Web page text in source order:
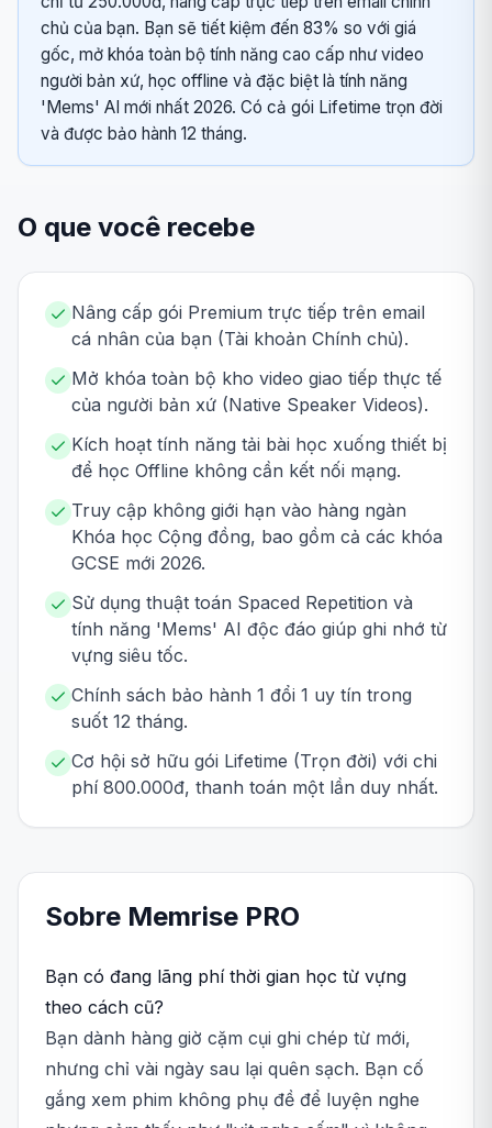
chủ của bạn. Bạn sẽ tiết kiệm đến 83% so với giá
gốc, mở khóa toàn bộ tính năng cao cấp như video
người bản xứ, học offline và đặc biệt là tính năng
'Mems' AI mới nhất 2026. Có cả gói Lifetime trọn đời
và được bảo hành 12 tháng.
O que você recebe
Nâng cấp gói Premium trực tiếp trên email
cá nhân của bạn (Tài khoản Chính chủ).
Mở khóa toàn bộ kho video giao tiếp thực tế
của người bản xứ (Native Speaker Videos).
Kích hoạt tính năng tải bài học xuống thiết bị
để học Offline không cần kết nối mạng.
Truy cập không giới hạn vào hàng ngàn
Khóa học Cộng đồng, bao gồm cả các khóa
GCSE mới 2026.
Sử dụng thuật toán Spaced Repetition và
tính năng 'Mems' AI độc đáo giúp ghi nhớ từ
vựng siêu tốc.
Chính sách bảo hành 1 đổi 1 uy tín trong
suốt 12 tháng.
Cơ hội sở hữu gói Lifetime (Trọn đời) với chi
phí 800.000đ, thanh toán một lần duy nhất.
Sobre Memrise PRO
Bạn có đang lãng phí thời gian học từ vựng
theo cách cũ?
Bạn dành hàng giờ cặm cụi ghi chép từ mới,
nhưng chỉ vài ngày sau lại quên sạch. Bạn cố
gắng xem phim không phụ đề để luyện nghe